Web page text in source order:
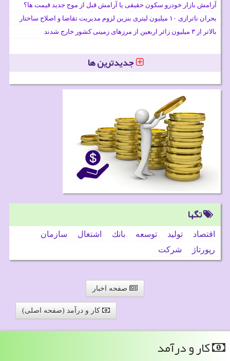
آرامش بازار خودرو سکون حقیقی یا آرامش قبل از موج جدید قیمت ها؟
بحران ناترازی ۱۰ میلیون لیتری بنزین لزوم مدیریت تقاضا و اصلاح ساختار
بالاتر از ۳ میلیون زائر اربعین از مرزهای زمینی کشور خارج شدند
جدیدترین ها
تگها
اقتصاد تولید توسعه بانك اشتغال
سازمان
رپورتاژ
شركت
صفحه اخبار
کار و درآمد (صفحه اصلی)
كار و درآمد